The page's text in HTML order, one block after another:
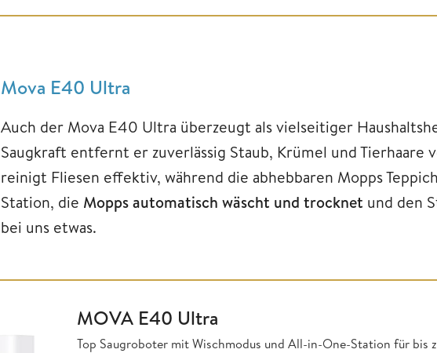
Mova E40 Ultra
Auch der Mova E40 Ultra überzeugt als vielseitiger
Saugkraft entfernt er zuverlässig Staub, Krümel und
reinigt Fliesen effektiv, während die abhebbaren Mopps
Station, die Mopps automatisch wäscht und trocknet und den
bei uns etwas.
MOVA E40 Ultra
Top Saugroboter mit Wischmodus und All-in-One-Station für bis